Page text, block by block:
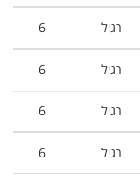
רגיל 6
רגיל 6
רגיל 6
רגיל 6